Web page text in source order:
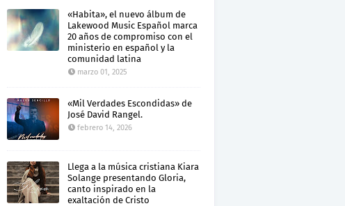
«Habita», el nuevo álbum de
Lakewood Music Español marca
20 años de compromiso con el
ministerio en español y la
comunidad latina
marzo 01, 2025
«Mil Verdades Escondidas» de
José David Rangel.
febrero 14, 2026
Llega a la música cristiana Kiara
Solange presentando Gloria,
canto inspirado en la
exaltación de Cristo